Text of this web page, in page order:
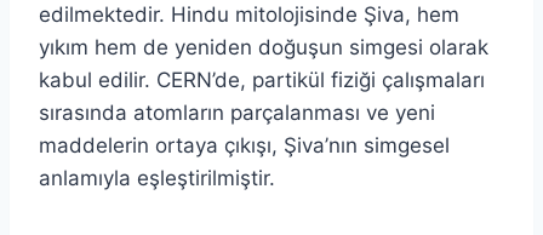
edilmektedir. Hindu mitolojisinde Şiva, hem
yıkım hem de yeniden doğuşun simgesi olarak
kabul edilir. CERN’de, partikül fiziği çalışmaları
sırasında atomların parçalanması ve yeni
maddelerin ortaya çıkışı, Şiva’nın simgesel
anlamıyla eşleştirilmiştir.